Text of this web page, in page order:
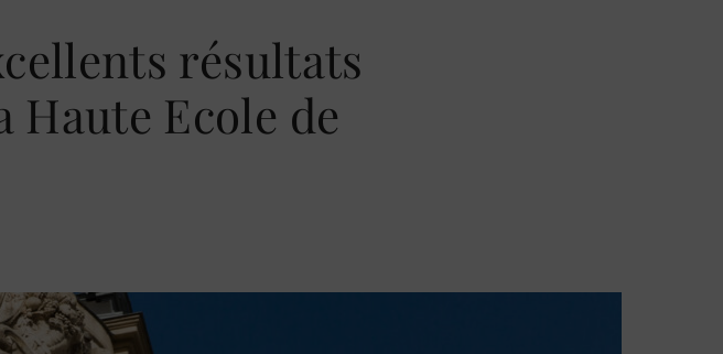
résultats
Haute Ecole de